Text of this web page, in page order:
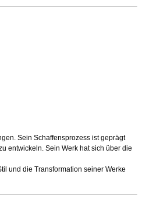
Sein Schaffensprozess ist geprägt
entwickeln. Sein Werk hat sich über die
und die Transformation seiner Werke